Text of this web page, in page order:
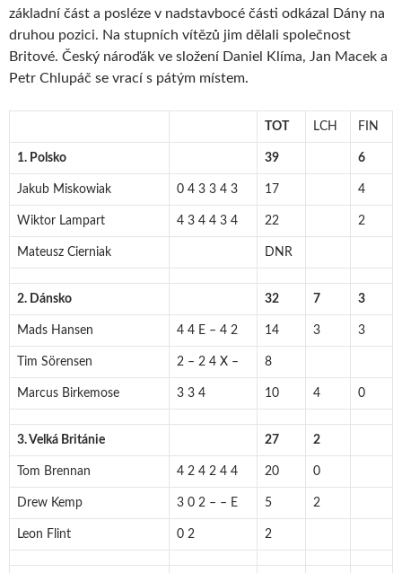
základní část a posléze v nadstavbocé části odkázal Dány na
druhou pozici. Na stupních vítězů jim dělali společnost
Britové. Český nároďák ve složení Daniel Klíma, Jan Macek a
Petr Chlupáč se vrací s pátým místem.
TOT LCH FIN
1. Polsko 39 6
Jakub Miskowiak 0 4 3 3 4 3 17 4
Wiktor Lampart 4 3 4 4 3 4 22 2
Mateusz Cierniak DNR
2. Dánsko 32 7 3
Mads Hansen 4 4 E – 4 2 14 3 3
Tim Sörensen 2 – 2 4 X – 8
Marcus Birkemose 3 3 4 10 4 0
3. Velká Británie 27 2
Tom Brennan 4 2 4 2 4 4 20 0
Drew Kemp 3 0 2 – – E 5 2
Leon Flint 0 2 2